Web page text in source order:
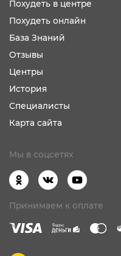
Похудеть в центре
Похудеть онлайн
База Знаний
Отзывы
Центры
История
Специалисты
Карта сайта
Мы в соцсетях
Принимаем к оплате